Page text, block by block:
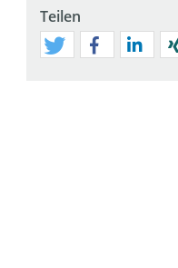
Teilen